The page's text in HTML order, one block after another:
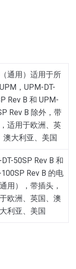
通用）适用于所
，UPM-DT-
Rev B 和 UPM-
Rev B 除外，带
适用于欧洲、英
澳大利亚、美国
50SP Rev B 和
Rev B 的电
用），带插头，
欧洲、英国、澳
大利亚、美国